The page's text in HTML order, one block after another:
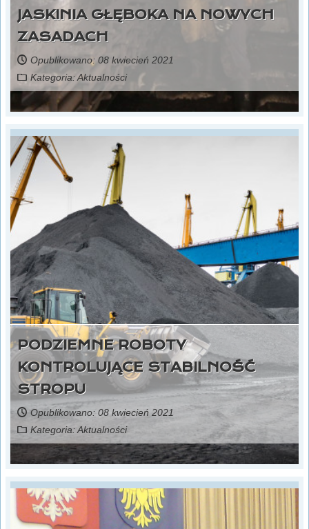
JASKINIA GŁĘBOKA NA NOWYCH
ZASADACH
Opublikowano: 08 kwiecień 2021
Kategoria:Aktualności
PODZIEMNE ROBOTY
KONTROLUJĄCE STABILNOŚĆ
STROPU
Opublikowano: 08 kwiecień 2021
Kategoria:Aktualności